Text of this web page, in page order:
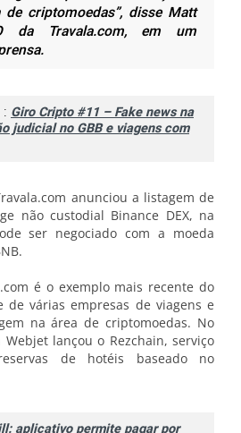
criptomoedas”, disse Matt
da Travala.com, em um
: Giro Cripto #11 – Fake news na
judicial no GBB e viagens com
anunciou a listagem de
não custodial Binance DEX, na
ser negociado com a moeda
é o exemplo mais recente do
de várias empresas de viagens e
na área de criptomoedas. No
lançou o Rezchain, serviço
de hotéis baseado no
aplicativo permite pagar por